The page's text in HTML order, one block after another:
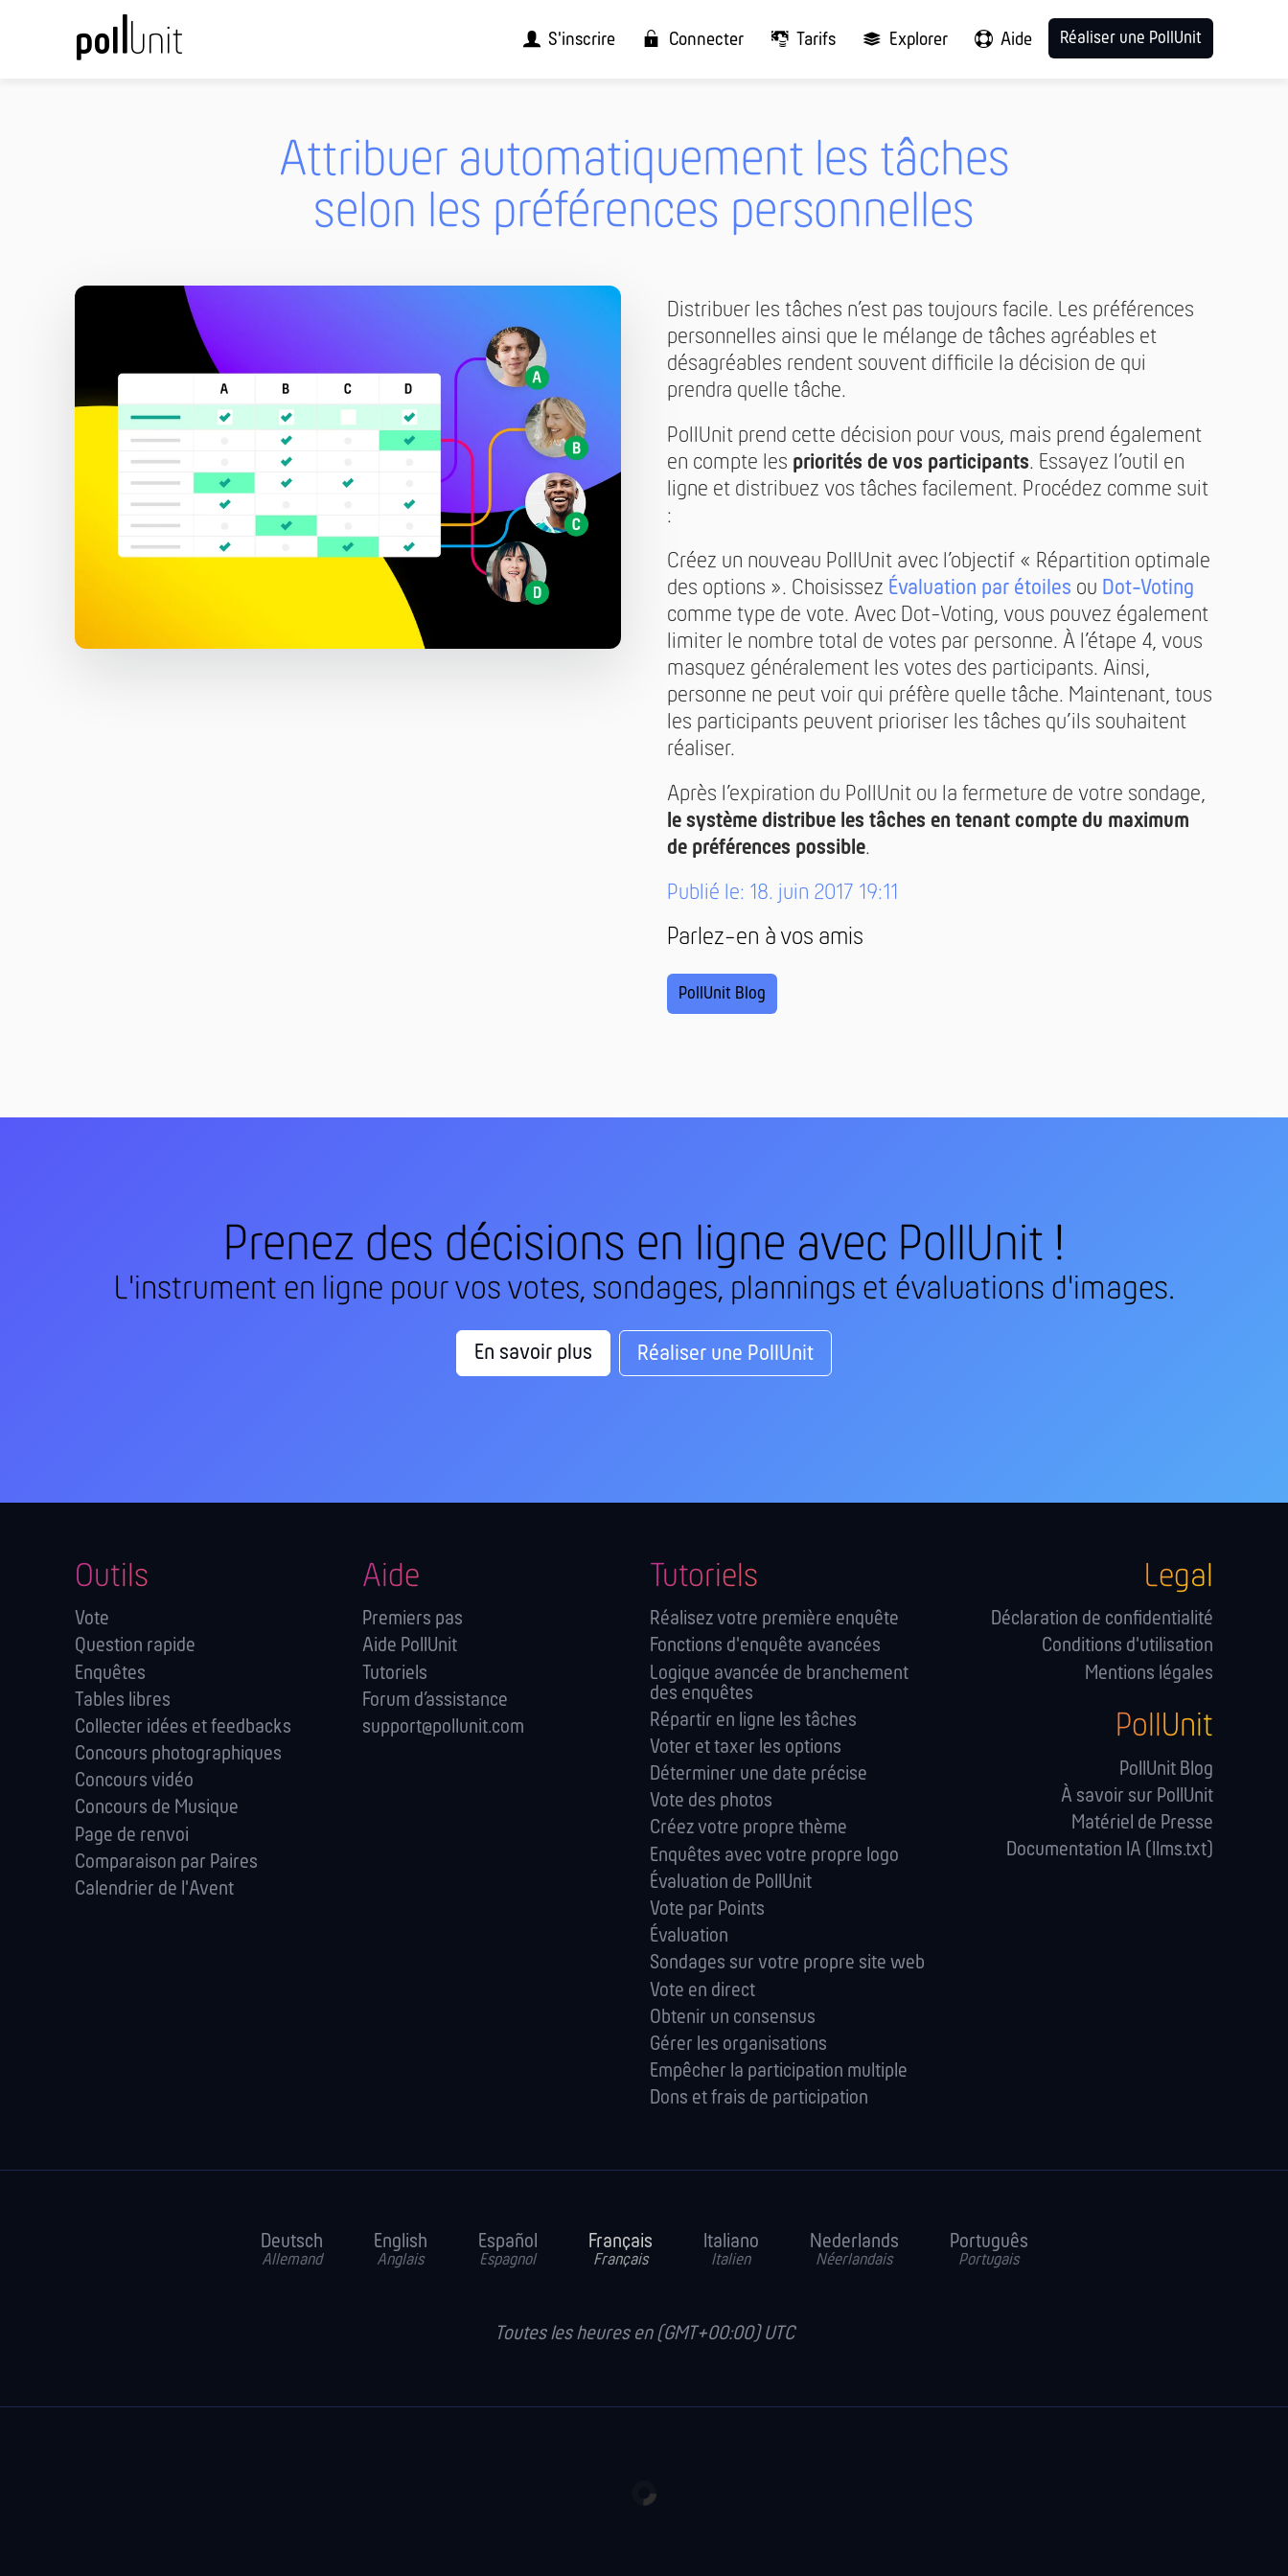
S'inscrire Connecter Tarifs Explorer Aide Réaliser une PollUnit
Attribuer automatiquement les tâches
selon les préférences personnelles
Distribuer les tâches n’est pas toujours facile. Les préférences
personnelles ainsi que le mélange de tâches agréables et
désagréables rendent souvent difficile la décision de qui
prendra quelle tâche.
PollUnit prend cette décision pour vous, mais prend également
en compte les priorités de vos participants. Essayez l’outil en
ligne et distribuez vos tâches facilement. Procédez comme suit
:
Créez un nouveau PollUnit avec l’objectif « Répartition optimale
des options ». Choisissez Évaluation par étoiles ou Dot-Voting
comme type de vote. Avec Dot-Voting, vous pouvez également
limiter le nombre total de votes par personne. À l’étape 4, vous
masquez généralement les votes des participants. Ainsi,
personne ne peut voir qui préfère quelle tâche. Maintenant, tous
les participants peuvent prioriser les tâches qu’ils souhaitent
réaliser.
Après l’expiration du PollUnit ou la fermeture de votre sondage,
le système distribue les tâches en tenant compte du maximum
de préférences possible.
Publié le: 18. juin 2017 19:11
Parlez-en à vos amis
PollUnit Blog
Prenez des décisions en ligne avec PollUnit !
L'instrument en ligne pour vos votes, sondages, plannings et évaluations d'images.
En savoir plus Réaliser une PollUnit
Outils
Vote
Question rapide
Enquêtes
Tables libres
Collecter idées et feedbacks
Concours photographiques
Concours vidéo
Concours de Musique
Page de renvoi
Comparaison par Paires
Calendrier de l'Avent
Aide
Premiers pas
Aide PollUnit
Tutoriels
Forum d’assistance
support@pollunit.com
Tutoriels
Réalisez votre première enquête
Fonctions d'enquête avancées
Logique avancée de branchement
des enquêtes
Répartir en ligne les tâches
Voter et taxer les options
Déterminer une date précise
Vote des photos
Créez votre propre thème
Enquêtes avec votre propre logo
Évaluation de PollUnit
Vote par Points
Évaluation
Sondages sur votre propre site web
Vote en direct
Obtenir un consensus
Gérer les orga­nisations
Empêcher la participation multiple
Dons et frais de participation
Legal
Déclaration de confidentialité
Conditions d'utilisation
Mentions légales
PollUnit
PollUnit Blog
À savoir sur PollUnit
Matériel de Presse
Documentation IA (llms.txt)
Deutsch
Allemand
English
Anglais
Español
Espagnol
Français
Français
Italiano
Italien
Nederlands
Néerlandais
Português
Portugais
Toutes les heures en (GMT+00:00) UTC